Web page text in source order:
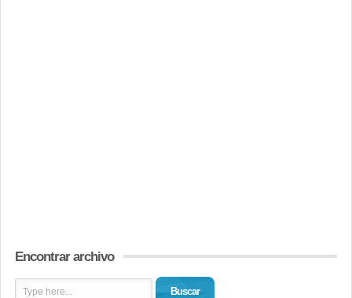
Encontrar archivo
Buscar